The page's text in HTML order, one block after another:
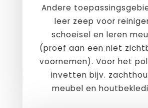
Andere
leer zeep voor
schoeisel en leren
(proef aan een niet
voornemen). Voor het
invetten bijv.
meubel en